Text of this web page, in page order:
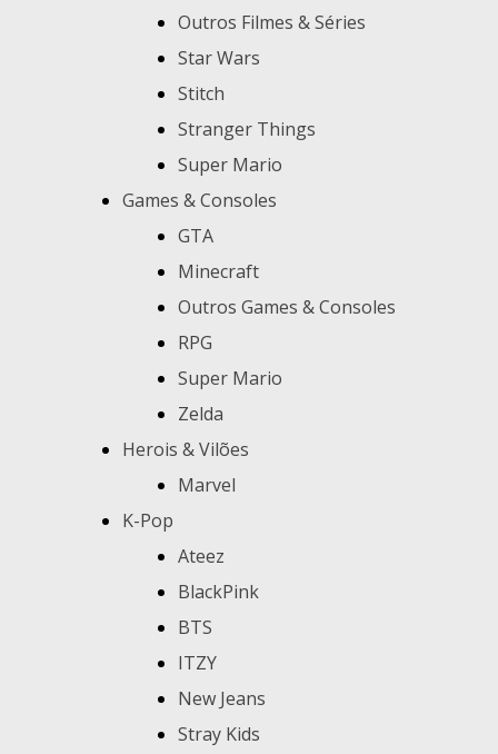
Outros Filmes & Séries
Star Wars
Stitch
Stranger Things
Super Mario
Games & Consoles
GTA
Minecraft
Outros Games & Consoles
RPG
Super Mario
Zelda
Herois & Vilões
Marvel
K-Pop
Ateez
BlackPink
BTS
ITZY
New Jeans
Stray Kids